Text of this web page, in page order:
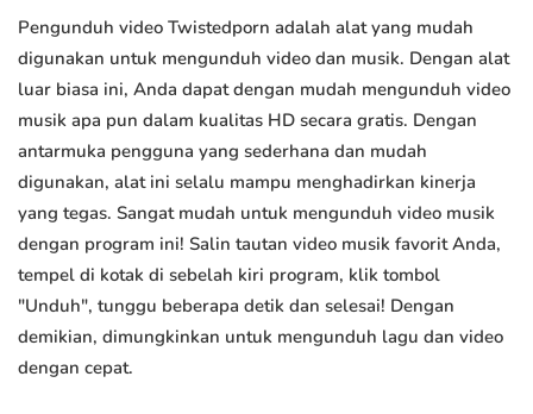
Pengunduh video Twistedporn adalah alat yang mudah
digunakan untuk mengunduh video dan musik. Dengan alat
luar biasa ini, Anda dapat dengan mudah mengunduh video
musik apa pun dalam kualitas HD secara gratis. Dengan
antarmuka pengguna yang sederhana dan mudah
digunakan, alat ini selalu mampu menghadirkan kinerja
yang tegas. Sangat mudah untuk mengunduh video musik
dengan program ini! Salin tautan video musik favorit Anda,
tempel di kotak di sebelah kiri program, klik tombol
"Unduh", tunggu beberapa detik dan selesai! Dengan
demikian, dimungkinkan untuk mengunduh lagu dan video
dengan cepat.